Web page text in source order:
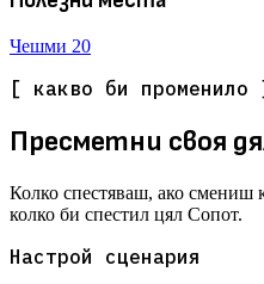
Чешми 20
[ какво би променило
Пресметни своя
Колко спестяваш, ако смениш
колко би спестил цял Сопот.
Настрой сценария